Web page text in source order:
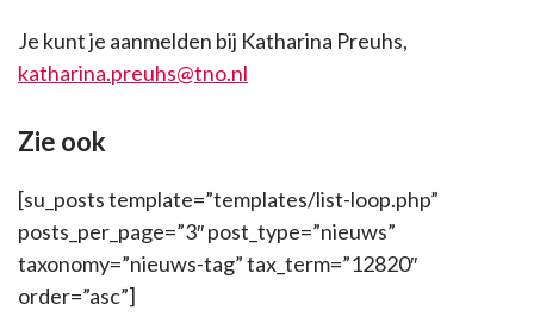
Je kunt je aanmelden bij Katharina Preuhs,
katharina.preuhs@tno.nl
Zie ook
[su_posts template=”templates/list-loop.php”
posts_per_page=”3″ post_type=”nieuws”
taxonomy=”nieuws-tag” tax_term=”12820″
order=”asc”]